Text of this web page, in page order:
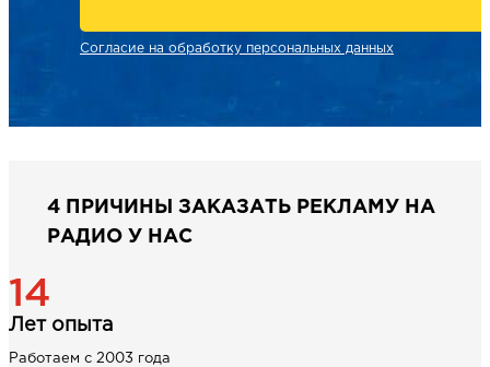
Согласие на обработку персональных данных
4 ПРИЧИНЫ ЗАКАЗАТЬ РЕКЛАМУ НА
РАДИО У НАС
14
Лет опыта
Работаем с 2003 года